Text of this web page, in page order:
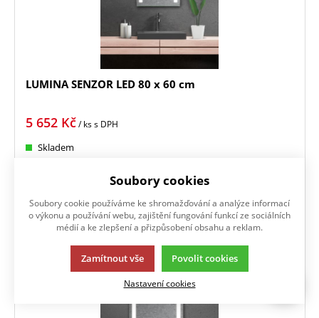
LUMINA SENZOR LED 80 x 60 cm
5 652 Kč/ kss DPH
Skladem
Zrcadlo se dvěma LED podsvícenými pruhy a s dotykovým
senzorem
Doprava zdarma
Soubory cookies
Soubory cookie používáme ke shromažďování a analýze informací
o výkonu a používání webu, zajištění fungování funkcí ze sociálních
médií a ke zlepšení a přizpůsobení obsahu a reklam.
Zamítnout vše Povolit cookies
Nastavení cookies